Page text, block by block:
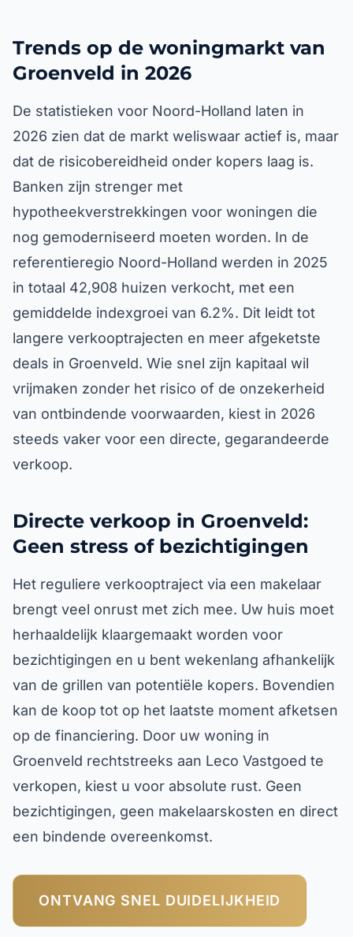
Trends op de woningmarkt van
Groenveld in 2026
De statistieken voor Noord-Holland laten in
2026 zien dat de markt weliswaar actief is, maar
dat de risicobereidheid onder kopers laag is.
Banken zijn strenger met
hypotheekverstrekkingen voor woningen die
nog gemoderniseerd moeten worden. In de
referentieregio Noord-Holland werden in 2025
in totaal 42,908 huizen verkocht, met een
gemiddelde indexgroei van 6.2%. Dit leidt tot
langere verkooptrajecten en meer afgeketste
deals in Groenveld. Wie snel zijn kapitaal wil
vrijmaken zonder het risico of de onzekerheid
van ontbindende voorwaarden, kiest in 2026
steeds vaker voor een directe, gegarandeerde
verkoop.
Directe verkoop in Groenveld:
Geen stress of bezichtigingen
Het reguliere verkooptraject via een makelaar
brengt veel onrust met zich mee. Uw huis moet
herhaaldelijk klaargemaakt worden voor
bezichtigingen en u bent wekenlang afhankelijk
van de grillen van potentiële kopers. Bovendien
kan de koop tot op het laatste moment afketsen
op de financiering. Door uw woning in
Groenveld rechtstreeks aan Leco Vastgoed te
verkopen, kiest u voor absolute rust. Geen
bezichtigingen, geen makelaarskosten en direct
een bindende overeenkomst.
ONTVANG SNEL DUIDELIJKHEID